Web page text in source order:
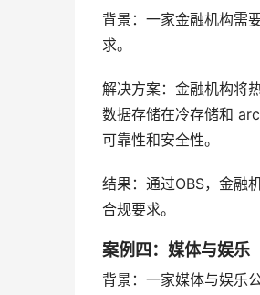
背景：一家金融机构需
求。
解决方案：金融机构将
数据存储在冷存储和
可靠性和安全性。
结果：通过OBS，金融
合规要求。
案例四：媒体与娱乐
背景：一家媒体与娱乐